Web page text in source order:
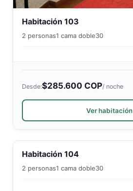
Habitación 103
2 personas1 cama doble30
Desde:$285.600 COP/ noche
Ver habitación
Habitación 104
2 personas1 cama doble30